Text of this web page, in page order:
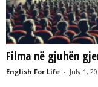
Filma në gjuhën
English For Life - July 1,